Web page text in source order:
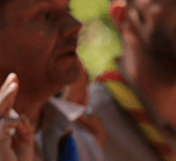
colonnes affichées